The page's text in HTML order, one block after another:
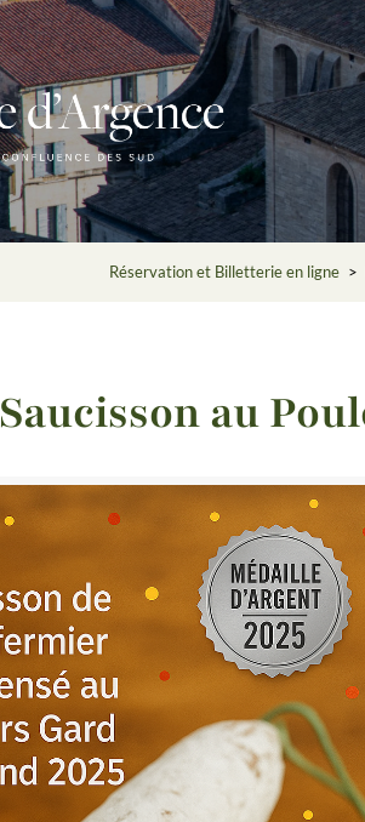
Réservation et Billetterie en ligne >
Saucisson au